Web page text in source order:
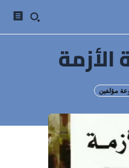
الأزمة
مؤلفين